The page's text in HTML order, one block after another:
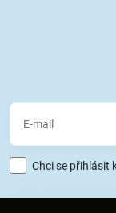
Chci se přihlásit